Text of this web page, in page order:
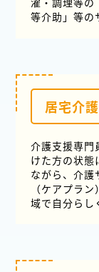
等介助」等の
居宅介
介護支援専門
けた方の状態
ながら、介護
（ケアプラ
域で自分らし